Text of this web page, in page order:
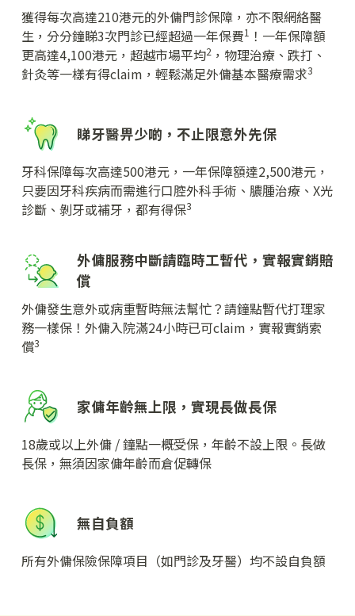
獲得每次高達210港元的外傭門診保障，亦不限網絡醫
生，分分鐘睇3次門診已經超過一年保費1 ！一年保障額
更高達4,100港元，超越市場平均2 ，物理治療、跌打、
針灸等一樣有得claim，輕鬆滿足外傭基本醫療需求3
睇牙醫畀少啲，不止限意外先保
牙科保障每次高達500港元，一年保障額達2,500港元，
只要因牙科疾病而需進行口腔外科手術、膿腫治療、X光
診斷、剝牙或補牙，都有得保3
外傭服務中斷請臨時工暫代，實報實銷賠
償
外傭發生意外或病重暫時無法幫忙？請鐘點暫代打理家
務一樣保！外傭入院滿24小時已可claim，實報實銷索
償3
家傭年齡無上限，實現長做長保
18歲或以上外傭 / 鐘點一概受保，年齡不設上限。長做
長保，無須因家傭年齡而倉促轉保
無自負額
所有外傭保險保障項目（如門診及牙醫）均不設自負額